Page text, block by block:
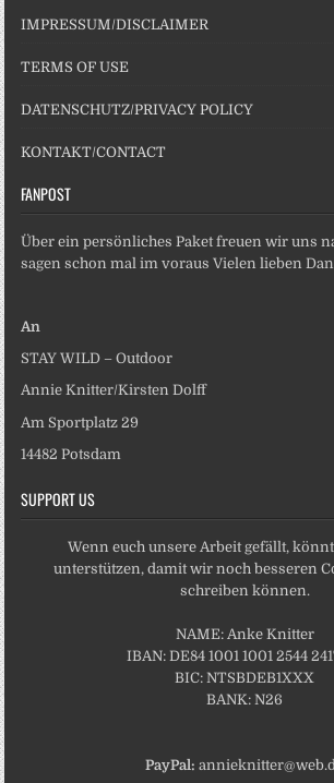
IMPRESSUM/DISCLAIMER
TERMS OF USE
DATENSCHUTZ/PRIVACY POLICY
KONTAKT/CONTACT
FANPOST
Über ein persönliches Paket freuen wir uns
sagen schon mal im voraus Vielen lieben
An
STAY WILD – Outdoor
Annie Knitter/Kirsten Dolff
Am Sportplatz 29
14482 Potsdam
SUPPORT US
Wenn euch unsere Arbeit gefällt,
unterstützen, damit wir noch besseren
schreiben können.
NAME: Anke Knitter
IBAN: DE84 1001 1001 2544
BIC: NTSBDEB1XXX
BANK: N26
PayPal: